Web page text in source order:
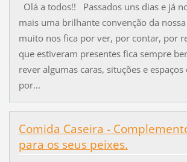
Olá a todos!! Passados uns dias e já
mais uma brilhante convenção da nossa
muito nos fica por ver, por contar, por
que estiveram presentes fica sempre
rever algumas caras, situções e
por...
Comida Caseira -
para os seus peixes.